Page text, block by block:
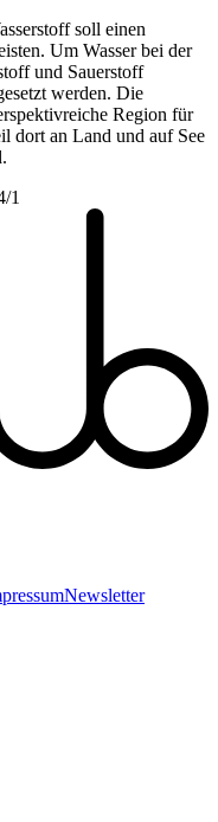
soll einen
Um Wasser bei der
und Sauerstoff
werden. Die
Region für
dort an Land und auf See
1
Newsletter